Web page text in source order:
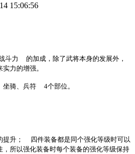
15:06:56
斗力
的加成，除了武将本身的发展外，
力的增强。
坐骑、兵符 4个部位。
升；
四件装备都是同个强化等级时可以
所以强化装备时每个装备的强化等级保持